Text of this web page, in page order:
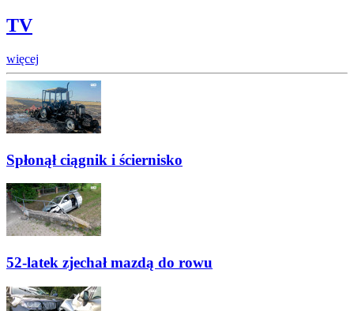
TV
więcej
Spłonął ciągnik i ściernisko
52-latek zjechał mazdą do rowu